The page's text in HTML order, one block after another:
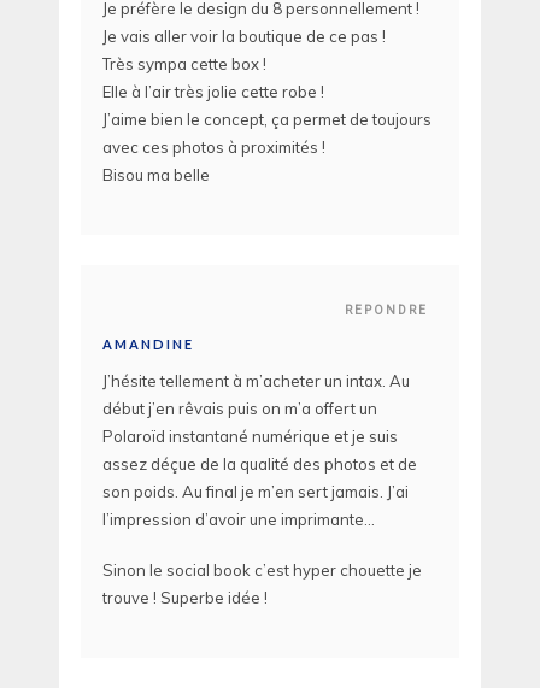
Je préfère le design du 8 personnellement !
Je vais aller voir la boutique de ce pas !
Très sympa cette box !
Elle à l’air très jolie cette robe !
J’aime bien le concept, ça permet de toujours
avec ces photos à proximités !
Bisou ma belle
REPONDRE
AMANDINE
J’hésite tellement à m’acheter un intax. Au
début j’en rêvais puis on m’a offert un
Polaroïd instantané numérique et je suis
assez déçue de la qualité des photos et de
son poids. Au final je m’en sert jamais. J’ai
l’impression d’avoir une imprimante…
Sinon le social book c’est hyper chouette je
trouve ! Superbe idée !